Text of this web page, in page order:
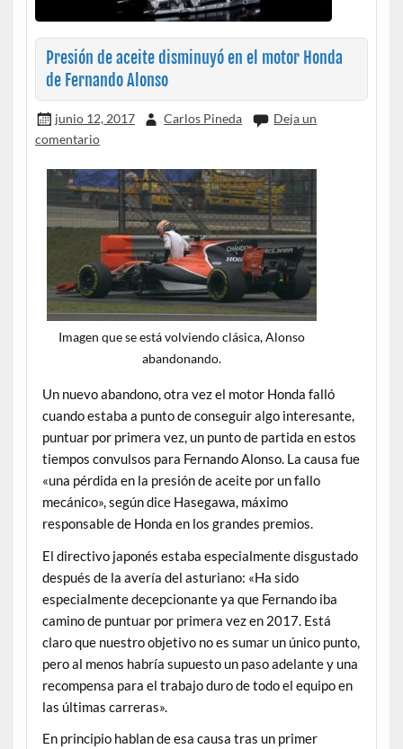
Presión de aceite disminuyó en el motor Honda
de Fernando Alonso
junio 12, 2017 Carlos Pineda
Deja un
comentario
Imagen que se está volviendo clásica, Alonso
abandonando.
Un nuevo abandono, otra vez el motor Honda falló
cuando estaba a punto de conseguir algo interesante,
puntuar por primera vez, un punto de partida en estos
tiempos convulsos para Fernando Alonso. La causa fue
«una pérdida en la presión de aceite por un fallo
mecánico», según dice Hasegawa, máximo
responsable de Honda en los grandes premios.
El directivo japonés estaba especialmente disgustado
después de la avería del asturiano: «Ha sido
especialmente decepcionante ya que Fernando iba
camino de puntuar por primera vez en 2017. Está
claro que nuestro objetivo no es sumar un único punto,
pero al menos habría supuesto un paso adelante y una
recompensa para el trabajo duro de todo el equipo en
las últimas carreras».
En principio hablan de esa causa tras un primer